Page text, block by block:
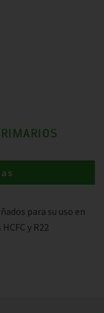
para su uso en
y R22